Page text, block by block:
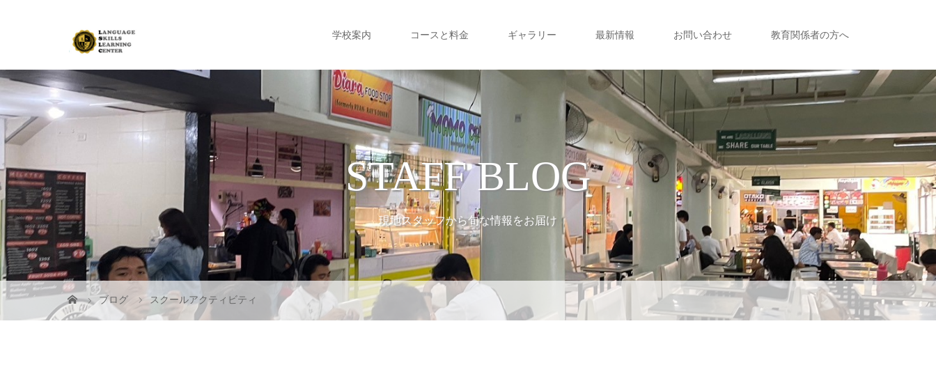
学校案内 コースと料金 ギャラリー 最新情報 お問い合わせ 教育関係者の方へ
STAFF BLOG
現地スタッフから旬な情報をお届け
ブログ スクールアクティビティ